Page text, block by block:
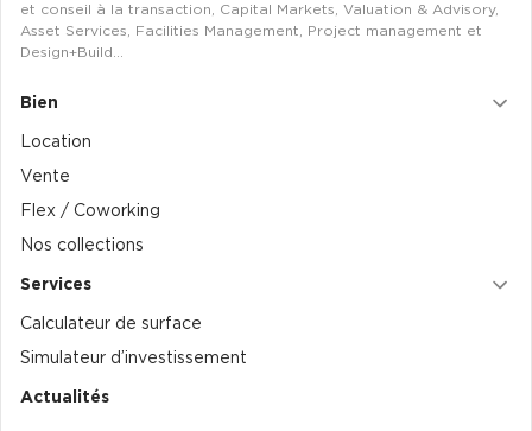
et conseil à la transaction, Capital Markets, Valuation & Advisory,
Asset Services, Facilities Management, Project management et
Design+Build…
Bien
Location
Vente
Flex / Coworking
Nos collections
Services
Calculateur de surface
Simulateur d’investissement
Actualités